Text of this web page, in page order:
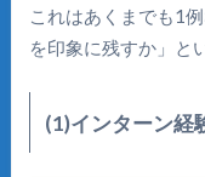
これはあくまでも1
を印象に残すか」と
(1)インターン経